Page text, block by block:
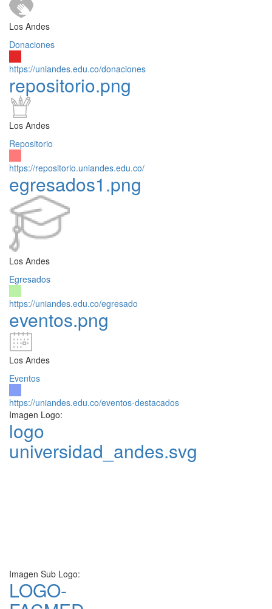
Los Andes
Donaciones
https://uniandes.edu.co/donaciones
repositorio.png
Los Andes
Repositorio
https://repositorio.uniandes.edu.co/
egresados1.png
Los Andes
Egresados
https://uniandes.edu.co/egresado
eventos.png
Los Andes
Eventos
https://uniandes.edu.co/eventos-destacados
Imagen Logo:
logo
universidad_andes.svg
Imagen Sub Logo:
LOGO-